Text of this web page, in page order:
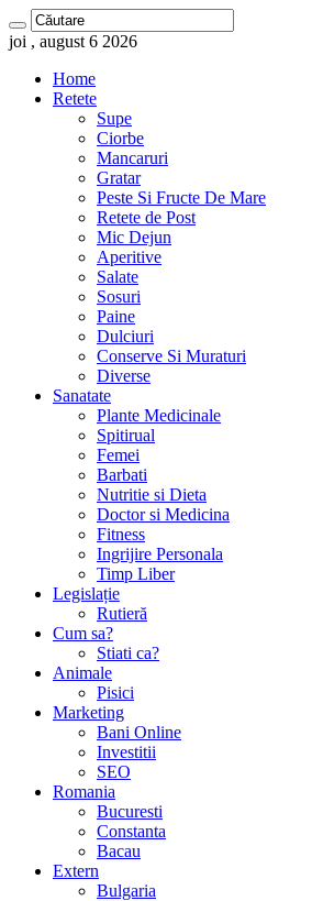
joi , august 6 2026
Home
Retete
Supe
Ciorbe
Mancaruri
Gratar
Peste Si Fructe De Mare
Retete de Post
Mic Dejun
Aperitive
Salate
Sosuri
Paine
Dulciuri
Conserve Si Muraturi
Diverse
Sanatate
Plante Medicinale
Spitirual
Femei
Barbati
Nutritie si Dieta
Doctor si Medicina
Fitness
Ingrijire Personala
Timp Liber
Legislație
Rutieră
Cum sa?
Stiati ca?
Animale
Pisici
Marketing
Bani Online
Investitii
SEO
Romania
Bucuresti
Constanta
Bacau
Extern
Bulgaria